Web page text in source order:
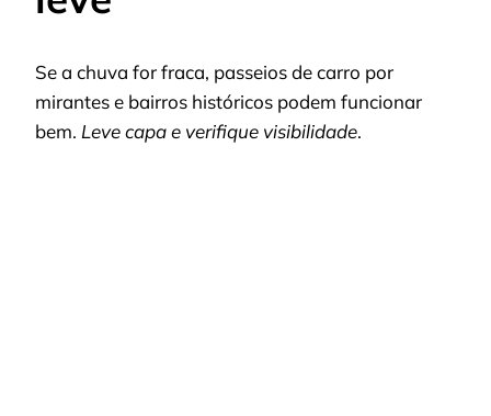
Se a chuva for fraca, passeios de carro por
mirantes e bairros históricos podem funcionar
bem. Leve capa e verifique visibilidade.